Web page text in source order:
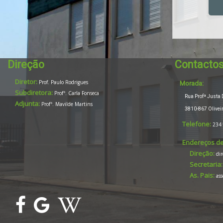
Direção
Diretor: Prof. Paulo Rodrigues
Subdiretora: Profª. Carla Fonseca
Adjunta: Profª. Mavilde Martins
Morada:
Rua Profª Justa
3810-867
Telefone: 234
Endereços
Direção:
Secretaria:
As. Pais: